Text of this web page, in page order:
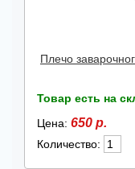
Плечо
Товар есть на
Цена: 650 р.
Количество: